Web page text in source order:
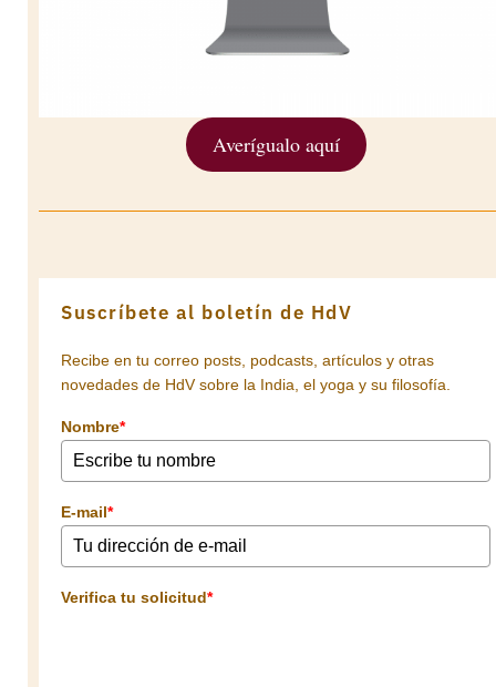
Averígualo aquí
Suscríbete al boletín de HdV
Recibe en tu correo posts, podcasts, artículos y otras
novedades de HdV sobre la India, el yoga y su filosofía.
Nombre*
E-mail*
Verifica tu solicitud*